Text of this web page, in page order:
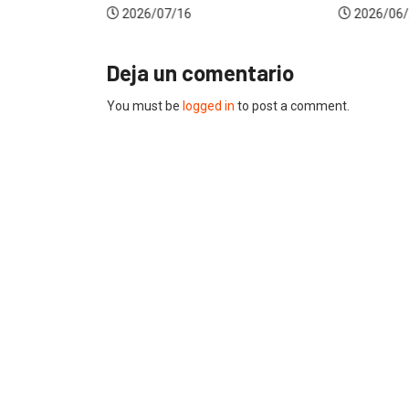
2026/07/16 2026/
Deja un comentario
You must be logged in to post a comment.